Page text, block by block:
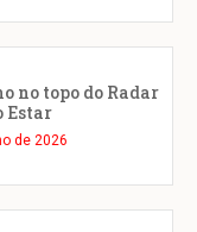
no topo do Radar
Estar
de 2026